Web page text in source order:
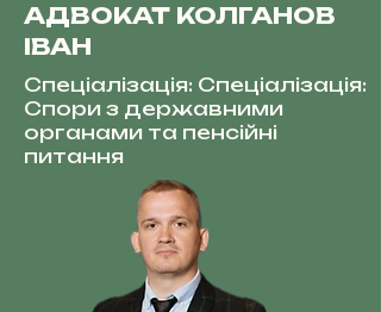
АДВОКАТ КОЛГАНОВ
ІВАН
Спеціалізація: Спеціалізація:
Спори з державними
органами та пенсійні
питання